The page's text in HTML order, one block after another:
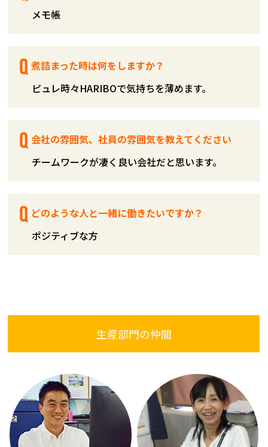
メモ帳
煮詰まった時は何をしますか？
ピュレ時々HARIBOで気持ちを薄めます。
会社の雰囲気、社員の雰囲気を教えてください
チームワークが凄く良い会社だと思います。
どのような人と一緒に働きたいですか？
ポジティブな方
生産部門の仲間